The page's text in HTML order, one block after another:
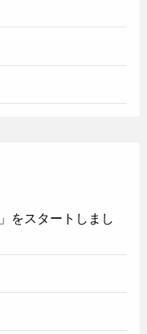
をスタートしまし